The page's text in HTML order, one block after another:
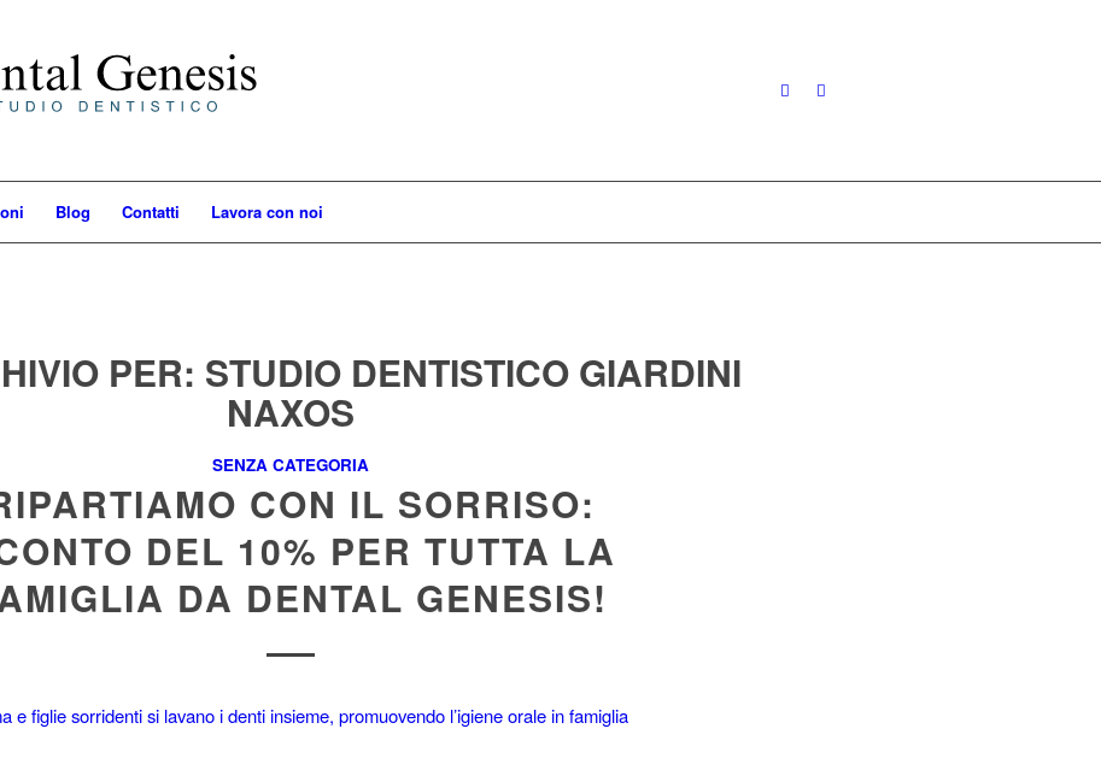
Blog Contatti Lavora con noi
PER: STUDIO DENTISTICO GIARDINI
NAXOS
SENZA CATEGORIA
CON IL SORRISO:
DEL 10% PER TUTTA LA
DA DENTAL GENESIS!